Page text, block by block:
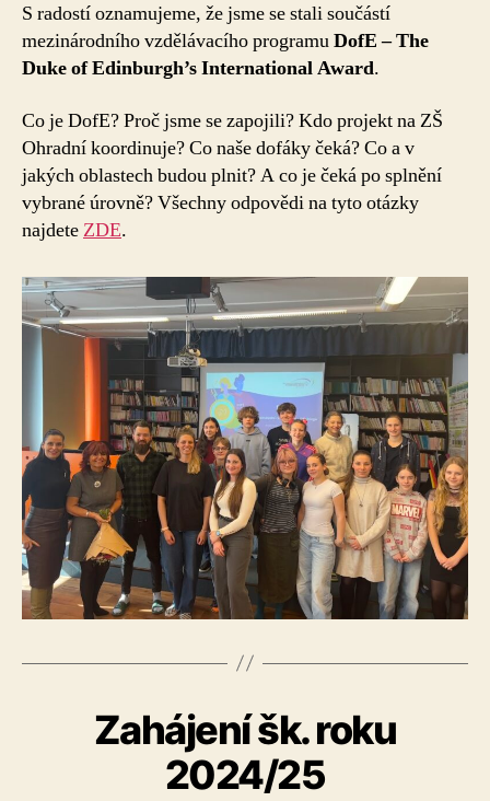
S radostí oznamujeme, že jsme se stali součástí
mezinárodního vzdělávacího programuDofE – The
Duke of Edinburgh’s International Award.
Co je DofE? Proč jsme se zapojili? Kdo projekt na ZŠ
Ohradní koordinuje? Co naše dofáky čeká? Co a v
jakých oblastech budou plnit? A co je čeká po splnění
vybrané úrovně? Všechny odpovědi na tyto otázky
najdeteZDE.
Zahájení šk. roku
2024/25